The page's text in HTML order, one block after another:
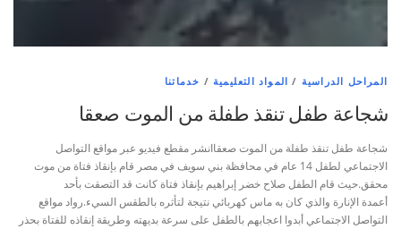
المراحل الدراسية / المواد التعليمية / خدماتنا
شجاعة طفل تنقذ طفلة من الموت صعقا
شجاعة طفل تنقذ طفلة من الموت صعقاانشر مقطع فيديو عبر مواقع التواصل
الاجتماعي لطفل 14 عام في محافظة بني سويف في مصر قام بإنقاذ فتاة من موت
محقق.حيث قام الطفل صلاح خضر إبراهيم بإنقاذ فتاة كانت قد التصقت بأحد
أعمدة الإنارة والذي كان به ماس كهربائي نتيجة لتأثره بالطقس السيء.رواد مواقع
التواصل الاجتماعي أبدوا اعجابهم بالطفل على سرعة بديهته وطريقة إنقاذه للفتاة بحذر